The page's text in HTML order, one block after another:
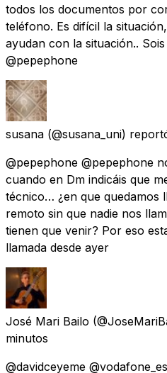
todos los documentos por
teléfono. Es difícil la
ayudan con la situación..
@pepephone
susana (@susana_uni)
@pepephone @pepephone
cuando en Dm indicáis que
técnico… ¿en que quedamos
remoto sin que nadie nos
tienen que venir? Por eso
llamada desde ayer
José Mari Bailo
minutos
@davidceyeme